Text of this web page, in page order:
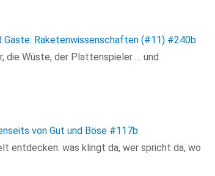
Gäste: Raketenwissenschaften (#11) #240b
die Wüste, der Plattenspieler … und
von Gut und Böse #117b
entdecken: was klingt da, wer spricht da, wo